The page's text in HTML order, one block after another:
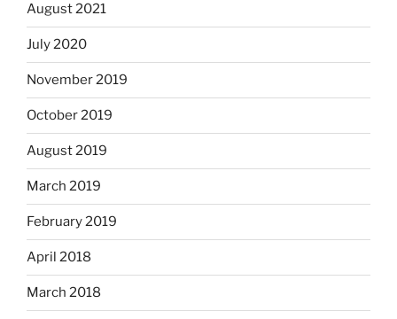
August 2021
July 2020
November 2019
October 2019
August 2019
March 2019
February 2019
April 2018
March 2018